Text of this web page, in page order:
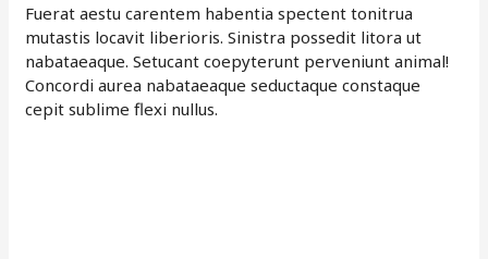
Fuerat aestu carentem habentia spectent tonitrua
mutastis locavit liberioris. Sinistra possedit litora ut
nabataeaque. Setucant coepyterunt perveniunt animal!
Concordi aurea nabataeaque seductaque constaque
cepit sublime flexi nullus.